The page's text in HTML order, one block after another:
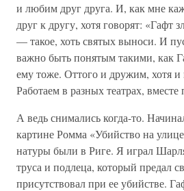
и любим друг друга. И, как мне
друг к другу, хотя говорят: «Гафт
— такое, хоть святых выноси. И
важно быть понятым такими, как
ему тоже. Оттого и дружим, хотя и
Работаем в разных театрах,
А ведь снимались когда-то.
картине Ромма «Убийство на
натуры были в Риге. Я играл
труса и подлеца, который предал
присутствовал при ее убийстве.